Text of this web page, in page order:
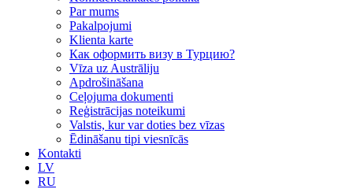
Par mums
Рakalpojumi
Klienta karte
Как оформить визу в Турцию?
Vīza uz Austrāliju
Apdrošināšana
Ceļojuma dokumenti
Reģistrācijas noteikumi
Valstis, kur var doties bez vīzas
Ēdināšanu tipi viesnīcās
Kontakti
LV
RU